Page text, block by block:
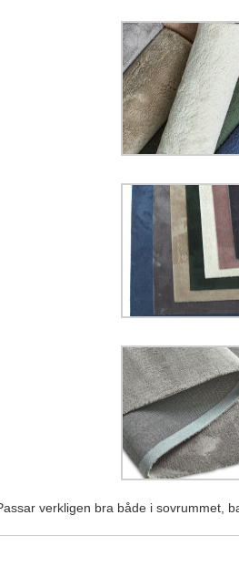
verkligen bra både i sovrummet,